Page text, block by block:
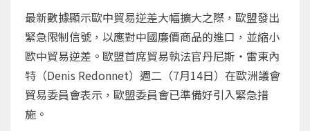
最新數據顯示歐中貿易逆差大幅擴大之際，歐盟發出
緊急限制信號，以應對中國廉價商品的進口，並縮小
歐中貿易逆差。歐盟首席貿易執法官丹尼斯‧雷東內
特（Denis Redonnet）週二（7月14日）在歐洲議會
貿易委員會表示，歐盟委員會已準備好引入緊急措
施。